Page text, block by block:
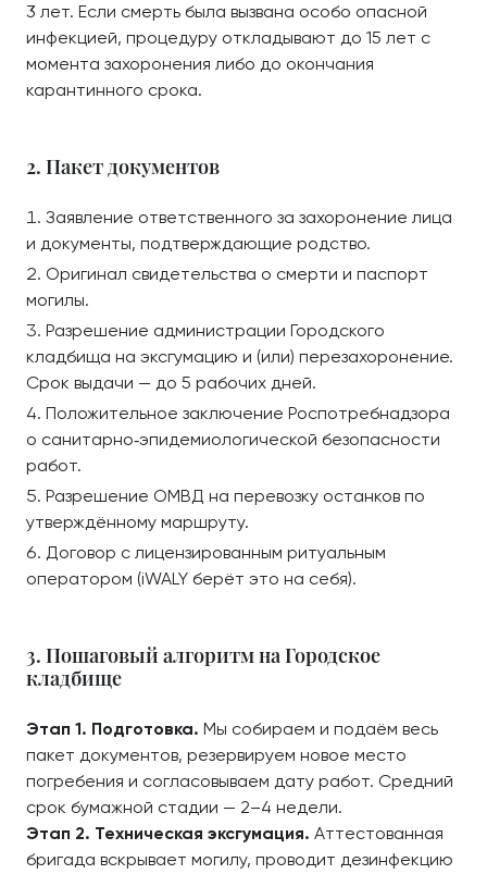
3 лет. Если смерть была вызвана особо опасной
инфекцией, процедуру откладывают до 15 лет с
момента захоронения либо до окончания
карантинного срока.
2. Пакет документов
Заявление ответственного за захоронение лица
и документы, подтверждающие родство.
Оригинал свидетельства о смерти и паспорт
могилы.
Разрешение администрации Городского
кладбища на эксгумацию и (или) перезахоронение.
Срок выдачи — до 5 рабочих дней.
Положительное заключение Роспотребнадзора
о санитарно‑эпидемиологической безопасности
работ.
Разрешение ОМВД на перевозку останков по
утверждённому маршруту.
Договор с лицензированным ритуальным
оператором (iWALY берёт это на себя).
3. Пошаговый алгоритм на Городское
кладбище
Этап 1. Подготовка. Мы собираем и подаём весь
пакет документов, резервируем новое место
погребения и согласовываем дату работ. Средний
срок бумажной стадии — 2–4 недели.
Этап 2. Техническая эксгумация. Аттестованная
бригада вскрывает могилу, проводит дезинфекцию